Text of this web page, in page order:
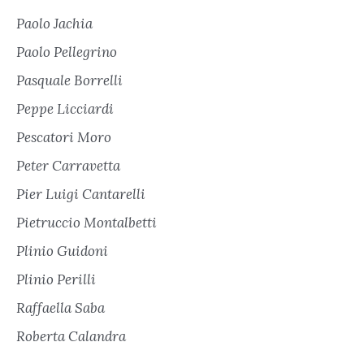
Paolo Jachia
Paolo Pellegrino
Pasquale Borrelli
Peppe Licciardi
Pescatori Moro
Peter Carravetta
Pier Luigi Cantarelli
Pietruccio Montalbetti
Plinio Guidoni
Plinio Perilli
Raffaella Saba
Roberta Calandra